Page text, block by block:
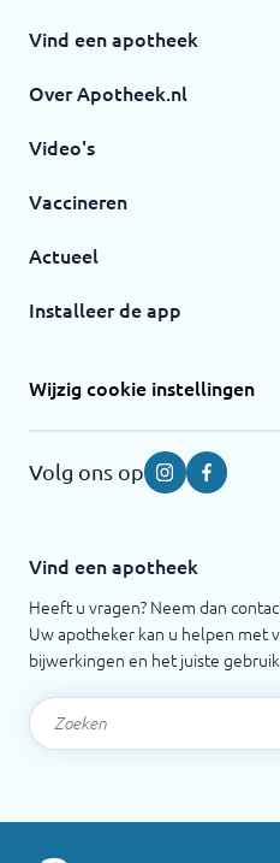
Vind een apotheek
Over Apotheek.nl
Video's
Vaccineren
Actueel
Installeer de app
Wijzig cookie instellingen
Volg ons op InstagramFacebook
Vind een apotheek
Heeft u vragen? Neem dan
Uw apotheker kan u helpen met
bijwerkingen en het juiste